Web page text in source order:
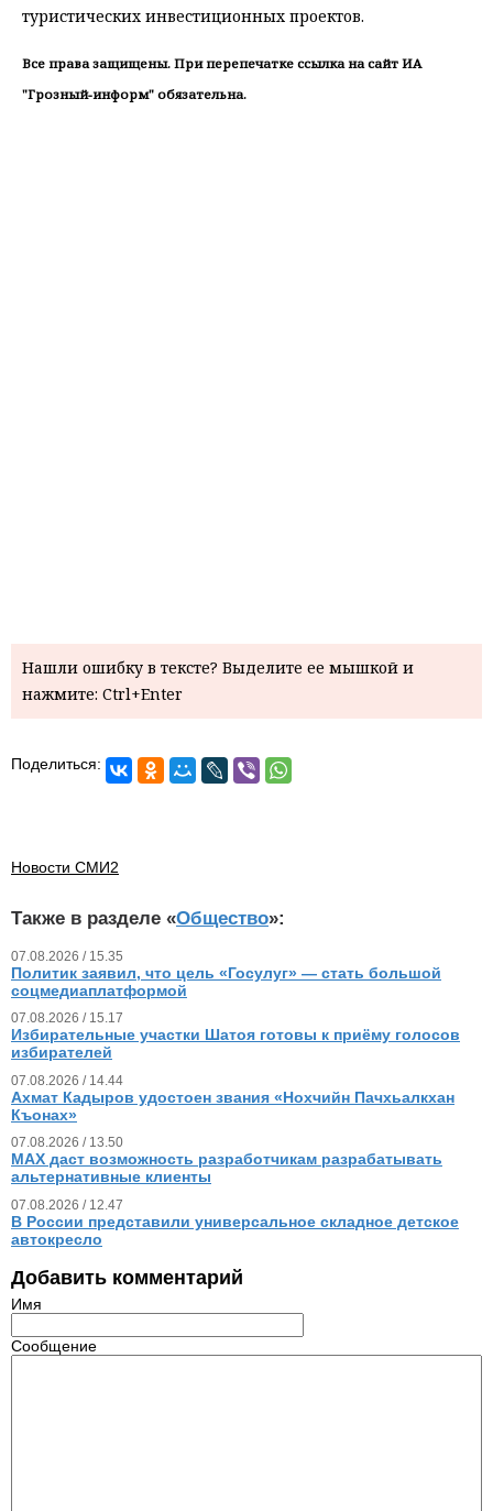
туристических инвестиционных проектов.
Все права защищены. При перепечатке ссылка на сайт ИА
"Грозный-информ" обязательна.
Нашли ошибку в тексте? Выделите ее мышкой и
нажмите: Ctrl+Enter
Поделиться:
Новости СМИ2
Также в разделе «Общество»:
07.08.2026 / 15.35
Политик заявил, что цель «Госулуг» — стать большой
соцмедиаплатформой
07.08.2026 / 15.17
Избирательные участки Шатоя готовы к приёму голосов
избирателей
07.08.2026 / 14.44
Ахмат Кадыров удостоен звания «Нохчийн Пачхьалкхан
Къонах»
07.08.2026 / 13.50
MAX даст возможность разработчикам разрабатывать
альтернативные клиенты
07.08.2026 / 12.47
В России представили универсальное складное детское
автокресло
Добавить комментарий
Имя
Сообщение